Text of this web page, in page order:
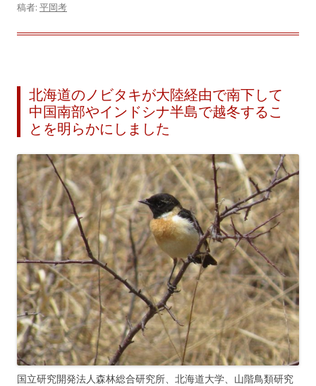
稿者: 平岡考
北海道のノビタキが大陸経由で南下して
中国南部やインドシナ半島で越冬するこ
とを明らかにしました
国立研究開発法人森林総合研究所、北海道大学、山階鳥類研究